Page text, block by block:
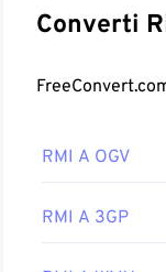
del contenitore,
Inoltre, un file
Il programma
Su tutte le
RMI A OGV
RMI A 3GP